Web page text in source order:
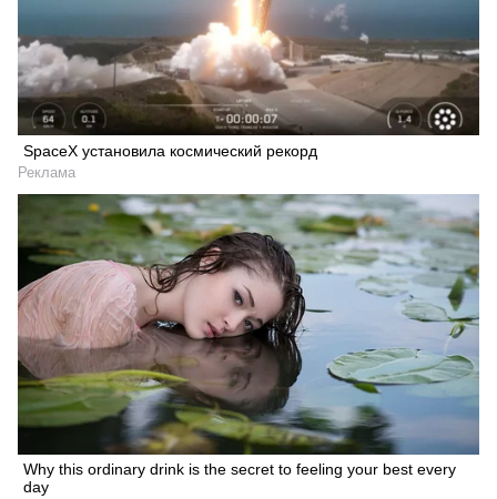
SpaceX установила космический рекорд
Реклама
Why this ordinary drink is the secret to feeling your best every
day